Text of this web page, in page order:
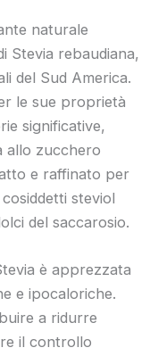
naturale
Stevia rebaudiana,
del Sud America.
le sue proprietà
significative,
allo zucchero
e raffinato per
steviol
del saccarosio.
è apprezzata
e ipocaloriche.
a ridurre
il controllo